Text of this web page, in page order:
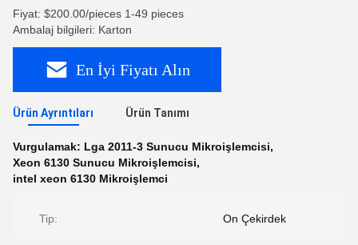
Fiyat: $200.00/pieces 1-49 pieces
Ambalaj bilgileri: Karton
En İyi Fiyatı Alın
Ürün Ayrıntıları Ürün Tanımı
Vurgulamak: Lga 2011-3 Sunucu Mikroişlemcisi,
Xeon 6130 Sunucu Mikroişlemcisi,
intel xeon 6130 Mikroişlemci
Tip: On Çekirdek